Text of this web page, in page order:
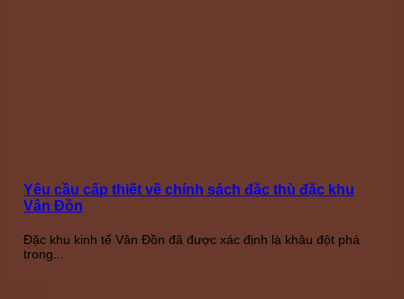
Yêu cầu cấp thiết về chính sách đặc thù đặc khu
Vân Đồn
Đặc khu kinh tế Vân Đồn đã được xác định là khâu đột phá
trong...